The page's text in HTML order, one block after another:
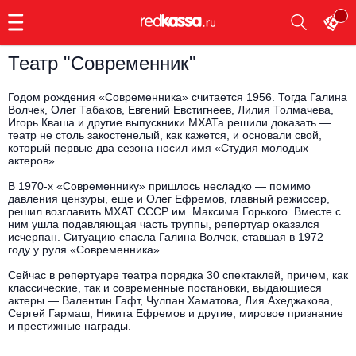
Главная
Выбрать мероприятие
Как купить
Контакты
Выбрать другой город
23:00
Заказать
звонок
Все события
Инди
Электронная музыка
Rap, hip-hop, RnB
Панк
Концерты на теплоходе
Все события
Все события
Поэтический вечер
Опера
Все события
Театр "Современник"
Годом рождения «Современника» считается 1956. Тогда Галина
Волчек, Олег Табаков, Евгений Евстигнеев, Лилия Толмачева,
Игорь Кваша и другие выпускники МХАТа решили доказать —
театр не столь закостенелый, как кажется, и основали свой,
который первые два сезона носил имя «Студия молодых
актеров».
В 1970-х «Современнику» пришлось несладко — помимо
давления цензуры, еще и Олег Ефремов, главный режиссер,
решил возглавить МХАТ СССР им. Максима Горького. Вместе с
ним ушла подавляющая часть труппы, репертуар оказался
исчерпан. Ситуацию спасла Галина Волчек, ставшая в 1972
году у руля «Современника».
Сейчас в репертуаре театра порядка 30 спектаклей, причем, как
классические, так и современные постановки, выдающиеся
актеры — Валентин Гафт, Чулпан Хаматова, Лия Ахеджакова,
Сергей Гармаш, Никита Ефремов и другие, мировое признание
и престижные награды.